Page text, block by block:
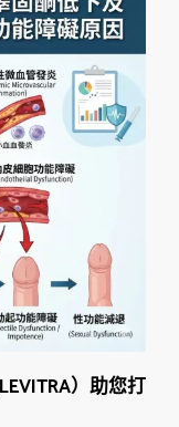
）助您打